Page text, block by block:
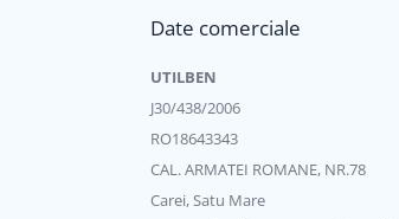
Date comerciale
UTILBEN
J30/438/2006
RO18643343
CAL. ARMATEI ROMANE, NR.78
Carei, Satu Mare